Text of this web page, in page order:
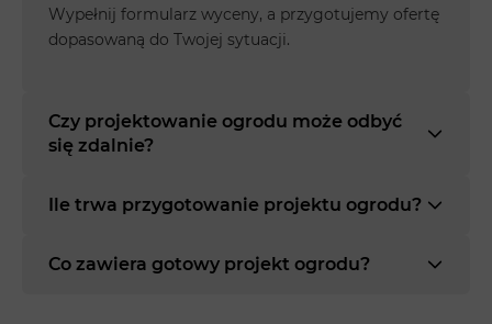
Wypełnij formularz wyceny, a przygotujemy ofertę
dopasowaną do Twojej sytuacji.
Czy projektowanie ogrodu może odbyć
się zdalnie?
Ile trwa przygotowanie projektu ogrodu?
Co zawiera gotowy projekt ogrodu?